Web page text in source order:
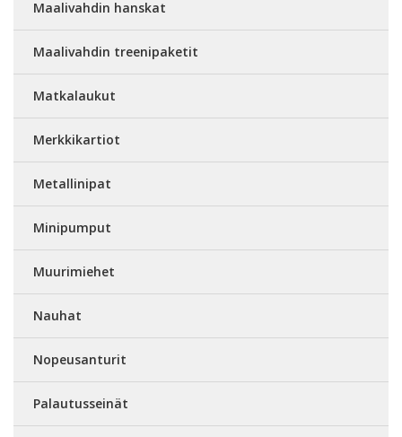
Maalivahdin hanskat
Maalivahdin treenipaketit
Matkalaukut
Merkkikartiot
Metallinipat
Minipumput
Muurimiehet
Nauhat
Nopeusanturit
Palautusseinät